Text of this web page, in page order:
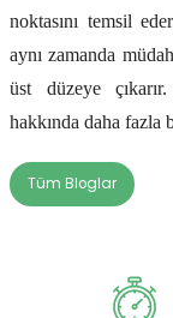
noktasını temsil
aynı zamanda
üst düzeye
hakkında daha
Tüm Bloglar